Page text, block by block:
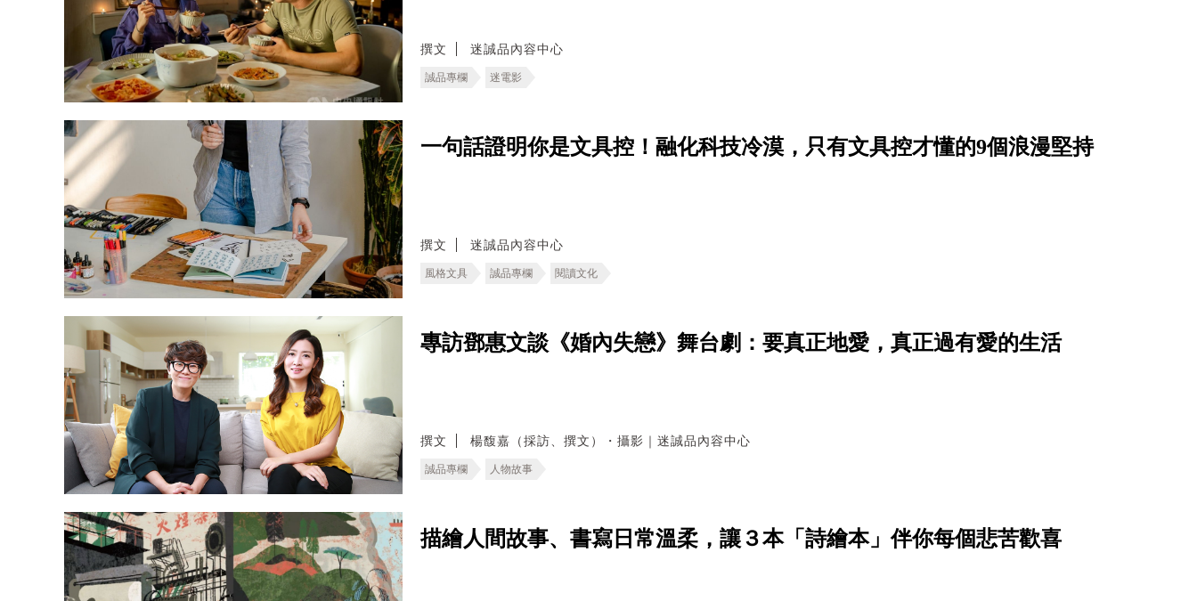
撰文 迷誠品內容中心
誠品專欄 迷電影
一句話證明你是文具控！融化科技冷漠，只有文具控才懂的9個浪漫堅持
撰文 迷誠品內容中心
風格文具 誠品專欄 閱讀文化
專訪鄧惠文談《婚內失戀》舞台劇：要真正地愛，真正過有愛的生活
撰文 楊馥嘉（採訪、撰文）・攝影｜迷誠品內容中心
誠品專欄 人物故事
描繪人間故事、書寫日常溫柔，讓３本「詩繪本」伴你每個悲苦歡喜